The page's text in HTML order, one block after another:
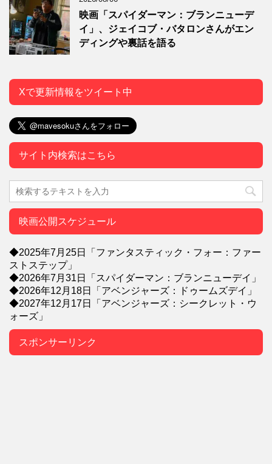
映画「スパイダーマン：ブランニューデ
イ」、ジェイコブ・バタロンさんがエン
ディングや裏話を語る
Xで更新情報をツイート中
サイト内検索はこちら
映画公開スケジュール
◆2025年7月25日「ファンタスティック・フォー：ファー
ストステップ」
◆2026年7月31日「スパイダーマン：ブランニューデイ」
◆2026年12月18日「アベンジャーズ：ドゥームズデイ」
◆2027年12月17日「アベンジャーズ：シークレット・ウ
ォーズ」
スポンサーリンク